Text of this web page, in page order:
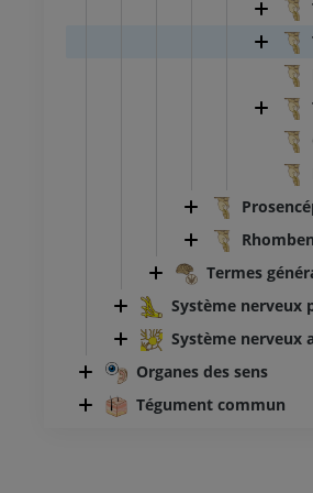
Termes
Système nerveux
Système nerveux
Organes des sens
Tégument commun